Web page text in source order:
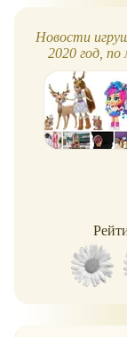
Новости
2020 год, по